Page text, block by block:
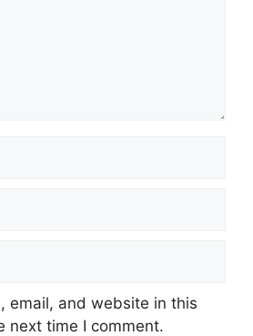
email, and website in this
next time I comment.